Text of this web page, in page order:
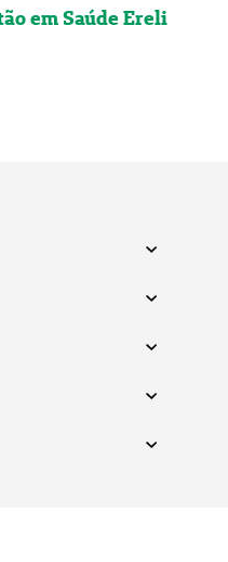
em Saúde Ereli